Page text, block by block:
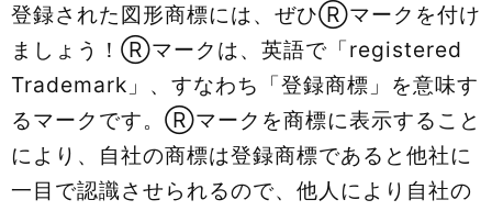
登録された図形商標には、ぜひⓇマークを付け
ましょう！Ⓡマークは、英語で「registered
Trademark」、すなわち「登録商標」を意味す
るマークです。Ⓡマークを商標に表示すること
により、自社の商標は登録商標であると他社に
一目で認識させられるので、他人により自社の